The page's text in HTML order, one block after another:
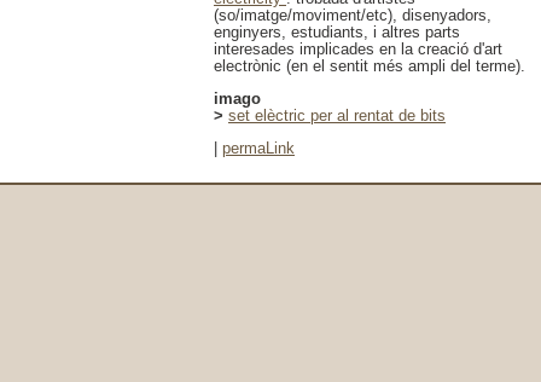
(so/imatge/moviment/etc), disenyadors,
enginyers, estudiants, i altres parts
interesades implicades en la creació d'art
electrònic (en el sentit més ampli del terme).
imago
> set elèctric per al rentat de bits
permaLink